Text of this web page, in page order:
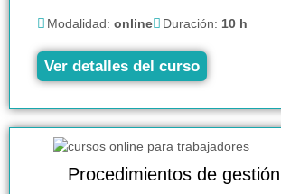
Modalidad: online Duración: 10 h
Ver detalles del curso
Procedimientos de